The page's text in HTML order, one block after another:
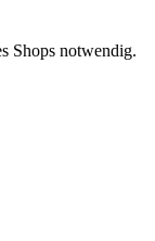
Shops notwendig.